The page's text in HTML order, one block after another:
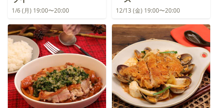
1/6 (月) 19:00〜20:00 12/13 (金) 19:00〜20:00